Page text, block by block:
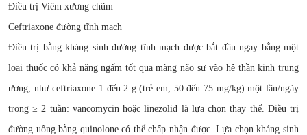
Điều trị Viêm xương chũm
Ceftriaxone đường tĩnh mạch
Điều trị bằng kháng sinh đường tĩnh mạch được bắt đầu ngay bằng một
loại thuốc có khả năng ngấm tốt qua màng não sự vào hệ thần kinh trung
ương, như ceftriaxone 1 đến 2 g (trẻ em, 50 đến 75 mg/kg) một lần/ngày
trong ≥ 2 tuần: vancomycin hoặc linezolid là lựa chọn thay thế. Điều trị
đường uống bằng quinolone có thể chấp nhận được. Lựa chọn kháng sinh